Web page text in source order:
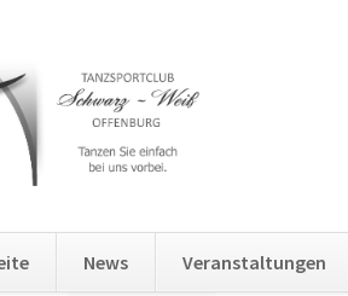
News Veranstaltungen